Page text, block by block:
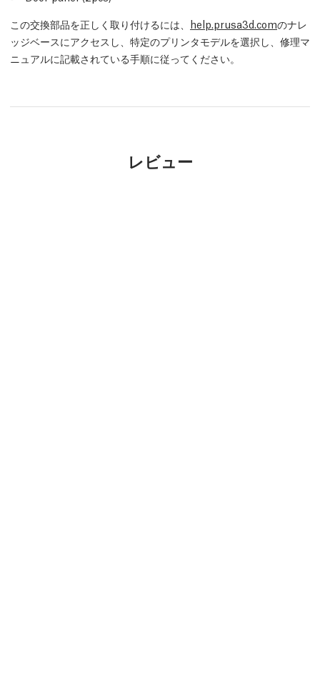
この交換部品を正しく取り付けるには、 help.prusa3d.comのナレ
ッジベースにアクセスし、特定のプリンタモデルを選択し、修理マ
ニュアルに記載されている手順に従ってください。
レビュー